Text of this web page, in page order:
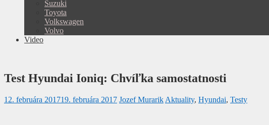
Suzuki
Toyota
Volkswagen
Volvo
Video
Test Hyundai Ioniq: Chvíľka samostatnosti
12. februára 201719. februára 2017 Jozef Murarik Aktuality, Hyundai, Testy